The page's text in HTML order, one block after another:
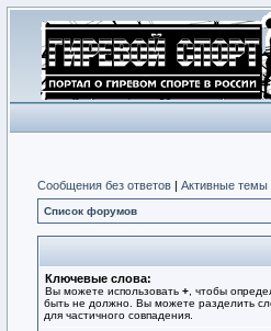
Сообщения без ответов | Активные темы
Список форумов
Ключевые слова:
Вы можете использовать + , чтобы
быть не должно. Вы можете разделить
для частичного совпадения.